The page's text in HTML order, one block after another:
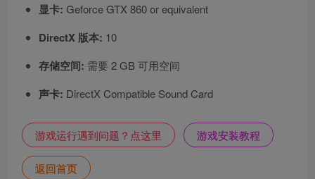
显卡: Geforce GTX 860 or equivalent
DirectX 版本: 10
存储空间: 需要 2 GB 可用空间
声卡: DirectX Compatible Sound Card
游戏运行遇到问题？点这里 游戏安装教程
返回首页